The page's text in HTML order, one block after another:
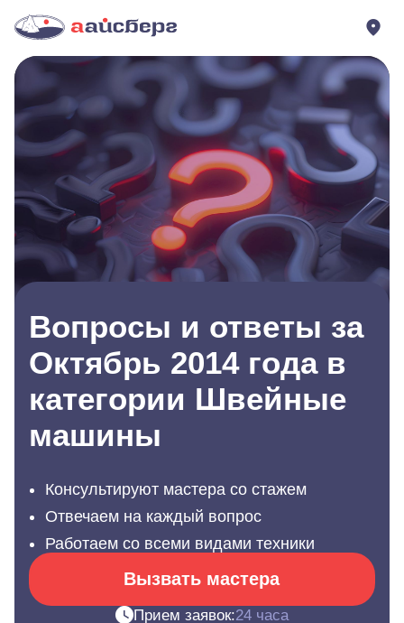
Вопросы и ответы за
Октябрь 2014 года в
категории Швейные
машины
Консультируют мастера со стажем
Отвечаем на каждый вопрос
Работаем со всеми видами техники
Вызвать мастера
Прием заявок:24 часа